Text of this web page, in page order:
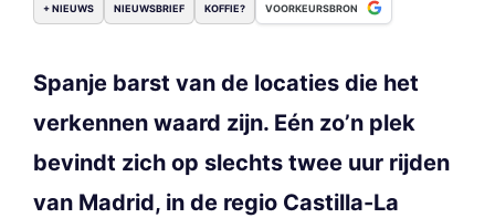
+ NIEUWS NIEUWSBRIEF KOFFIE? VOORKEURSBRON
Spanje barst van de locaties die het
verkennen waard zijn. Eén zo’n plek
bevindt zich op slechts twee uur rijden
van Madrid, in de regio Castilla-La